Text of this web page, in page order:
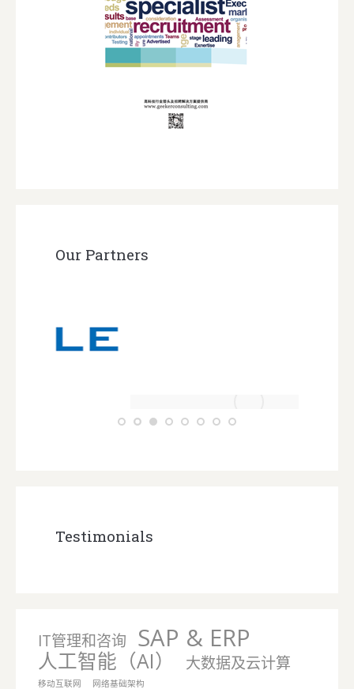
Our Partners
Testimonials
IT管理和咨询 SAP & ERP
人工智能（AI） 大数据及云计算
移动互联网 网络基础架构